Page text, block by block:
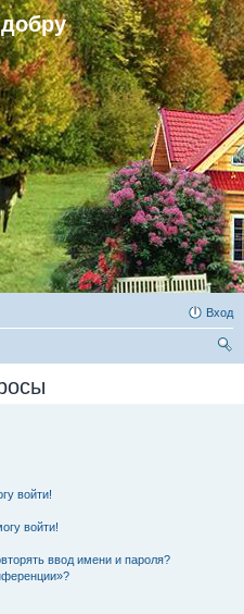
Вход
войти!
войти!
ввод имени и пароля?